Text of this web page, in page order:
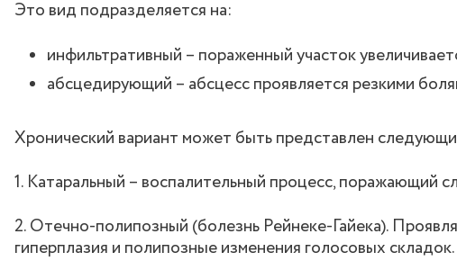
Это вид подразделяется на:
инфильтративный – пораженный участок
абсцедирующий – абсцесс проявляется резкими
Хронический вариант может быть представлен
1. Катаральный – воспалительный процесс, поражающий
2. Отечно-полипозный (болезнь Рейнеке-Гайека).
гиперплазия и полипозные изменения голосовых складок.